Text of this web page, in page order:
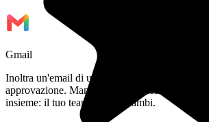
Gmail
Inoltra un'email di un cliente a un'attività.
approvazione. Mantieni la conversazione e
insieme: il tuo team vede entrambi.